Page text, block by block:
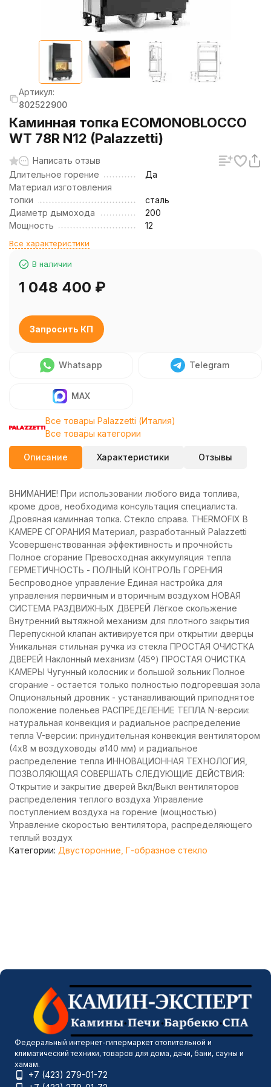
Артикул:
802522900
Каминная топка ECOMONOBLOCCO
WT 78R N12 (Palazzetti)
Написать отзыв
Длительное горение
Да
Материал изготовления
топки
сталь
Диаметр дымохода
200
Мощность
12
Все характеристики
В наличии
1 048 400 ₽
Запросить КП
Whatsapp Telegram
MAX
Все товары Palazzetti (Италия)
Все товары категории
Описание Характеристики Отзывы
ВНИМАНИЕ! При использовании любого вида топлива,
кроме дров, необходима консультация специалиста.
Дровяная каминная топка. Стекло справа. THERMOFIX В
КАМЕРЕ СГОРАНИЯ Материал, разработанный Palazzetti
Усовершенствованная эффективность и прочнойсть
Полное сгорание Превосходная аккумуляция тепла
ГЕРМЕТИЧНОСТЬ - ПОЛНЫЙ КОНТРОЛЬ ГОРЕНИЯ
Беспроводное управление Единая настройка для
управления первичным и вторичным воздухом НОВАЯ
СИСТЕМА РАЗДВИЖНЫХ ДВЕРЕЙ Лёгкое скольжение
Внутренний вытяжной механизм для плотного закрытия
Перепускной клапан активируется при открытии дверцы
Уникальная стильная ручка из стекла ПРОСТАЯ ОЧИСТКА
ДВЕРЕЙ Наклонный механизм (45º) ПРОСТАЯ ОЧИСТКА
КАМЕРЫ Чугунный колосник и большой зольник Полное
сгорание - остается только полностью подгоревшая зола
Опциональный дровник - устанавливающий приподнятое
положение поленьев РАСПРЕДЕЛЕНИЕ ТЕПЛА N-версии:
натуральная конвекция и радиальное распределение
тепла V-версии: принудительная конвекция вентилятором
(4х8 м воздуховоды ø140 мм) и радиальное
распределение тепла ИННОВАЦИОННАЯ ТЕХНОЛОГИЯ,
ПОЗВОЛЯЮЩАЯ СОВЕРШАТЬ СЛЕДУЮЩИЕ ДЕЙСТВИЯ:
Открытие и закрытие дверей Вкл/Выкл вентиляторов
распределения теплого воздуха Управление
поступлением воздуха на горение (мощностью)
Управление скоростью вентилятора, распределяющего
теплый воздух
Категории: Двусторонние, Г-образное стекло
Федеральный интернет-гипермаркет отопительной и
климатический техники, товаров для дома, дачи, бани, сауны и
хамам.
+7 (423) 279-01-72